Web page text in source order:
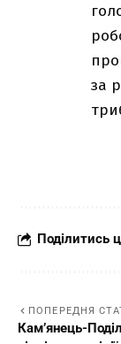
за
Поділитись
ПОПЕРЕДНЯ
Кам’янець-